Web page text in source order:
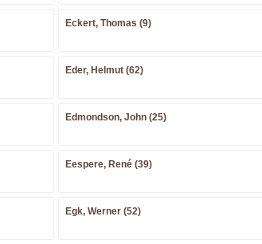
Eckert, Thomas (9)
Eder, Helmut (62)
Edmondson, John (25)
Eespere, René (39)
Egk, Werner (52)